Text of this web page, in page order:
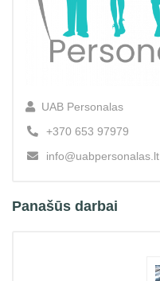
UAB Personalas
+370 653 97979
info@uabpersonalas.lt
Panašūs darbai